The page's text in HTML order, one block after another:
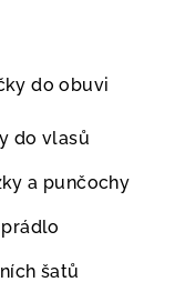
do obuvi
do vlasů
a punčochy
šatů